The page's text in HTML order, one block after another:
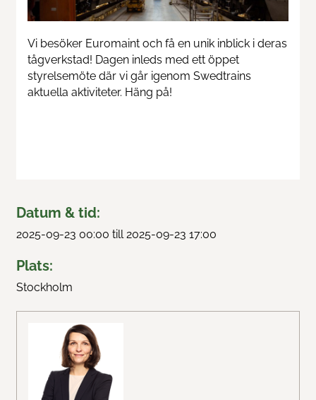
Train & Rail
Swedtrain's graduation prize
Swedtrain Internship Program
Career paths
Members
Focus groups
Contact us
News
Datum & tid:
2025-09-23 00:00 till 2025-09-23 17:00
Plats:
Stockholm
Vi besöker Euromaint och få en unik inblick i deras
tågverkstad! Dagen inleds med ett öppet
styrelsemöte där vi går igenom Swedtrains
aktuella aktiviteter. Häng på!